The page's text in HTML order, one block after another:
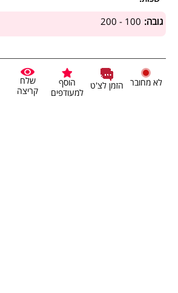
גובה: 100 - 200
לא מחובר הזמן לצ'ט
הוסף
למעודפים
שלח
קריצה